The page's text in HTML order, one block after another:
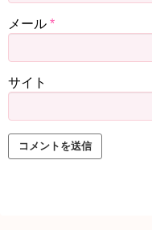
メール *
サイト